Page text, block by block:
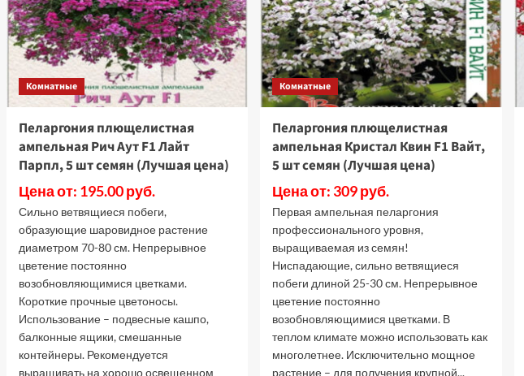
Комнатные
Пеларгония плющелистная
ампельная Рич Аут F1 Лайт
Парпл, 5 шт семян (Лучшая цена)
Цена от: 195.00 руб.
Сильно ветвящиеся побеги,
образующие шаровидное растение
диаметром 70-80 см. Непрерывное
цветение постоянно
возобновляющимися цветками.
Короткие прочные цветоносы.
Использование – подвесные кашпо,
балконные ящики, смешанные
контейнеры. Рекомендуется
выращивать на хорошо освещенном
Комнатные
Пеларгония плющелистная
ампельная Кристал Квин F1 Вайт,
5 шт семян (Лучшая цена)
Цена от: 309 руб.
Первая ампельная пеларгония
профессионального уровня,
выращиваемая из семян!
Ниспадающие, сильно ветвящиеся
побеги длиной 25-30 см. Непрерывное
цветение постоянно
возобновляющимися цветками. В
теплом климате можно использовать как
многолетнее. Исключительно мощное
растение – для получения крупной...